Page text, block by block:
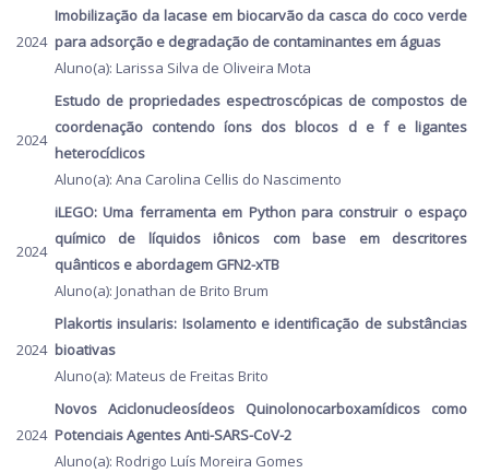
2024
Imobilização da lacase em biocarvão da casca do coco verde
para adsorção e degradação de contaminantes em águas
Aluno(a): Larissa Silva de Oliveira Mota
2024
Estudo de propriedades espectroscópicas de compostos de
coordenação contendo íons dos blocos d e f e ligantes
heterocíclicos
Aluno(a): Ana Carolina Cellis do Nascimento
2024
iLEGO: Uma ferramenta em Python para construir o espaço
químico de líquidos iônicos com base em descritores
quânticos e abordagem GFN2-xTB
Aluno(a): Jonathan de Brito Brum
2024
Plakortis insularis: Isolamento e identificação de substâncias
bioativas
Aluno(a): Mateus de Freitas Brito
2024
Novos Aciclonucleosídeos Quinolonocarboxamídicos como
Potenciais Agentes Anti-SARS-CoV-2
Aluno(a): Rodrigo Luís Moreira Gomes